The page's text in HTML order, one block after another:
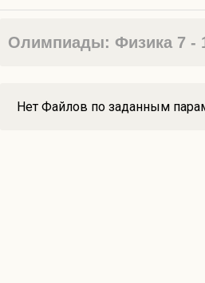
Олимпиады: Физика 7 -
Нет Файлов по заданным